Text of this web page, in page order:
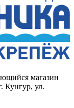
магазин
Кунгур, ул.